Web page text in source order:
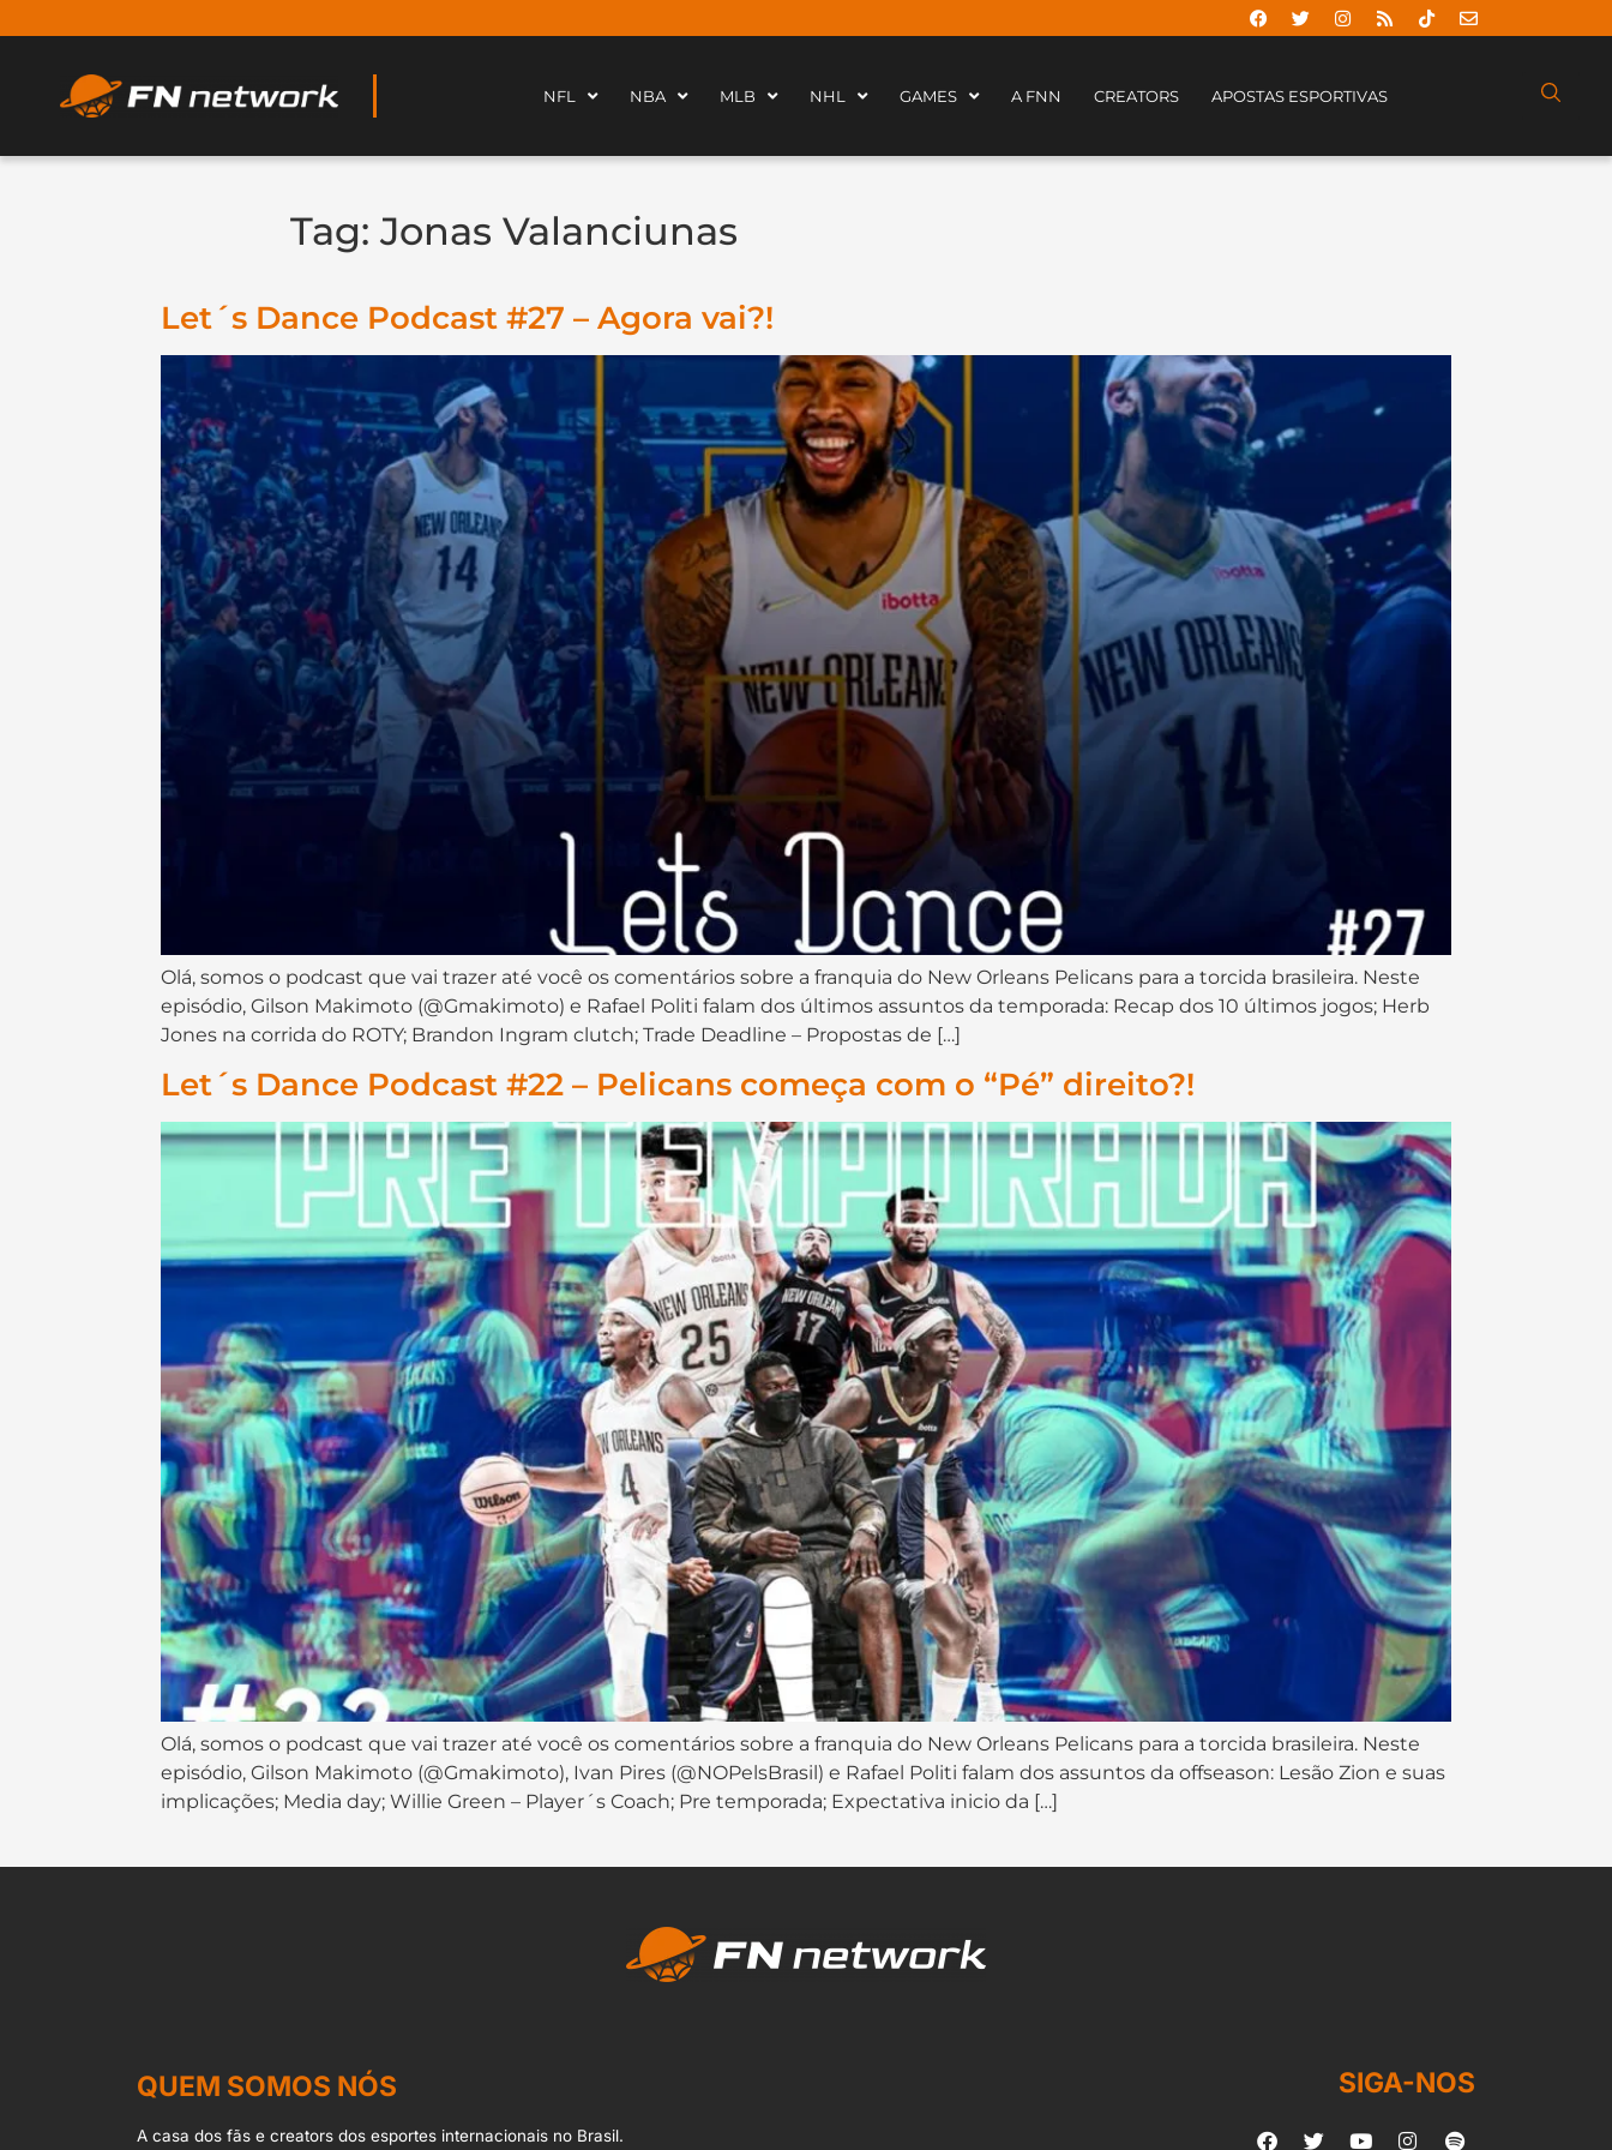
NFL NBA MLB NHL GAMES A FNN CREATORS APOSTAS ESPORTIVAS
Tag: Jonas Valanciunas
Let´s Dance Podcast #27 – Agora vai?!
Olá, somos o podcast que vai trazer até você os comentários sobre a franquia do New Orleans Pelicans para a torcida brasileira. Neste
episódio, Gilson Makimoto (@Gmakimoto) e Rafael Politi falam dos últimos assuntos da temporada: Recap dos 10 últimos jogos; Herb
Jones na corrida do ROTY; Brandon Ingram clutch; Trade Deadline – Propostas de […]
Let´s Dance Podcast #22 – Pelicans começa com o “Pé” direito?!
Olá, somos o podcast que vai trazer até você os comentários sobre a franquia do New Orleans Pelicans para a torcida brasileira. Neste
episódio, Gilson Makimoto (@Gmakimoto), Ivan Pires (@NOPelsBrasil) e Rafael Politi falam dos assuntos da offseason: Lesão Zion e suas
implicações; Media day; Willie Green – Player´s Coach; Pre temporada; Expectativa inicio da […]
QUEM SOMOS NÓS
A casa dos fãs e creators dos esportes internacionais no Brasil.
SIGA-NOS